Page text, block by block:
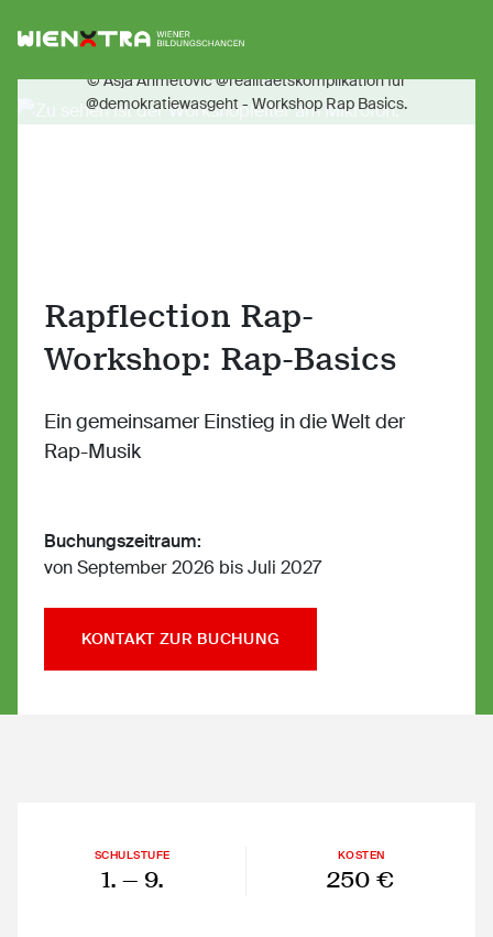
Logo Wiener Bildungschancen
Rapflection Rap-
Workshop: Rap-Basics
Ein gemeinsamer Einstieg in die Welt der
Rap-Musik
Buchungszeitraum:
von September 2026 bis Juli 2027
KONTAKT ZUR BUCHUNG
© Asja Ahmetovic @realitaetskomplikation für
@demokratiewasgeht - Workshop Rap Basics.
SCHULSTUFE
1. — 9.
KOSTEN
250 €